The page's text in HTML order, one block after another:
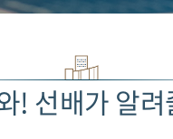
! 선배가 알